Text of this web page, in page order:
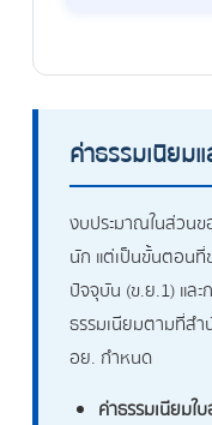
ค่าธรรมเนียม
งบประมาณในส่วนข
นัก แต่เป็นขั้นตอนที่
ปัจจุบัน (ข.ย.1) และ
ธรรมเนียมตามที่ส
อย. กำหนด
ค่าธรรมเนียม